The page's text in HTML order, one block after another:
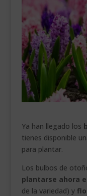
HORARIO GARDEN
CONTACTAR
VEURE EN CATALÀ
Ya han llegado los
tienes disponible
para plantar.
Los bulbos de
plantarse ahora
de la variedad) y